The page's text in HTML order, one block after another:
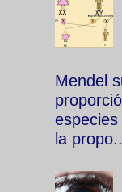
Mendel
la